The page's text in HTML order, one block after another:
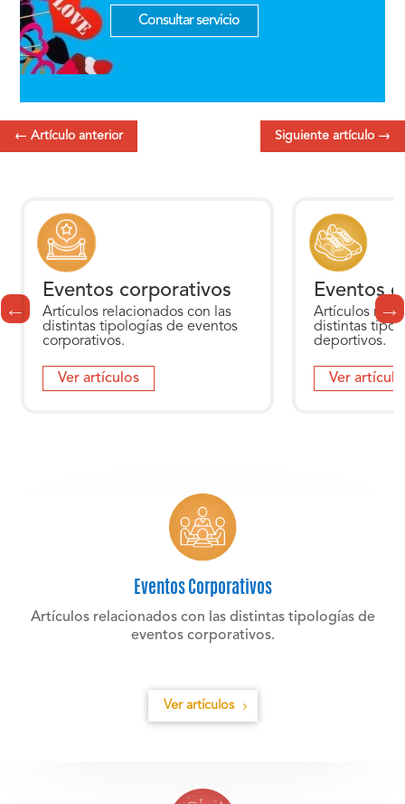
Consultar servicio
← Artículo anterior Siguiente artículo→
Eventos corporativos
Artículos relacionados con las
distintas tipologías de eventos
corporativos.
Ver artículos
Eventos
Artículos
distintas
deportivos.
Ver
Eventos Corporativos
Artículos relacionados con las distintas tipologías de
eventos corporativos.
Ver artículos